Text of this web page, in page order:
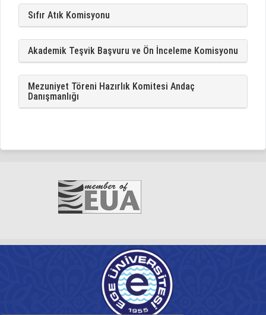
Sıfır Atık Komisyonu
Akademik Teşvik Başvuru ve Ön İnceleme Komisyonu
Mezuniyet Töreni Hazırlık Komitesi Andaç
Danışmanlığı